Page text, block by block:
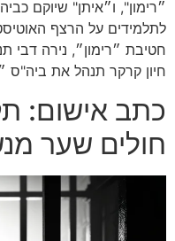
״רימון", ו״איתן" שיוקם
לתלמידים על הרצף
חטיבת ״רימון״, נירה דבי
חיון קרקר תנהל את ביה"ס
כתב אישום:
חולים שער